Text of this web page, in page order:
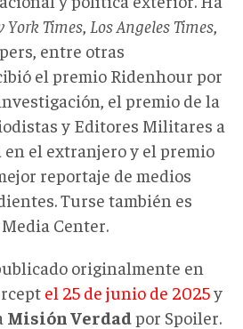
York Times Los Angeles Times
entre otras
el premio Ridenhour por
el premio de la
y Editores Militares a
el extranjero y el premio
reportaje de medios
Turse también es
Center.
originalmente en
el 25 de junio de 2025y
Misión Verdad por Spoiler.